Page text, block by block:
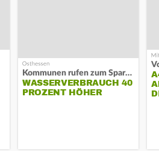
Kommunen rufen zum Sparen auf
WASSERVERBRAUCH 40
PROZENT HÖHER